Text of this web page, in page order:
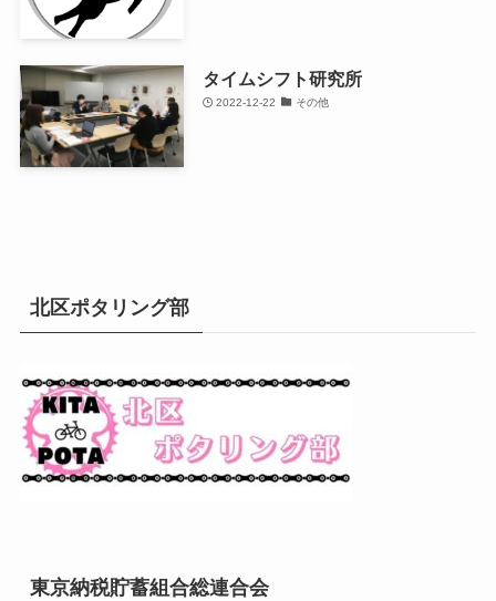
タイムシフト研究所
2022-12-22 その他
北区ポタリング部
東京納税貯蓄組合総連合会